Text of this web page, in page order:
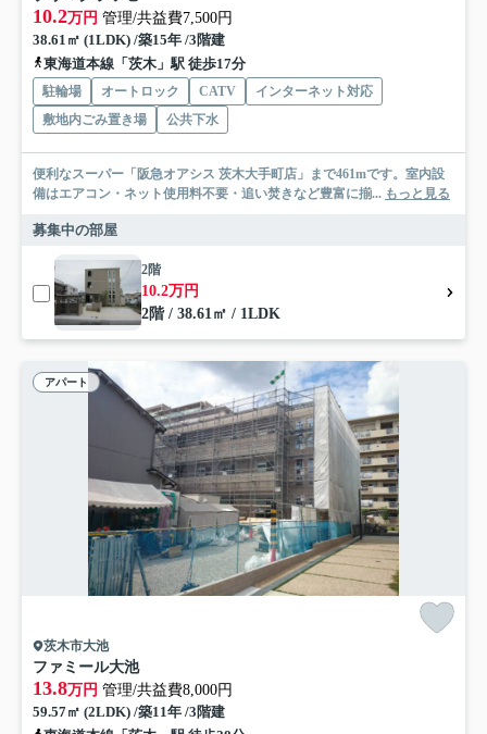
10.2万円 管理/共益費7,500円
38.61㎡ (1LDK) /築15年 /3階建
東海道本線「茨木」駅 徒歩17分
駐輪場 オートロック CATV
インターネット対応
敷地内ごみ置き場
公共下水
便利なスーパー「阪急オアシス 茨木大手町店」まで461mです。室内設
備はエアコン・ネット使用料不要・追い焚きなど豊富に揃... もっと見る
募集中の部屋
2階
10.2万円
2階 / 38.61㎡ / 1LDK
アパート
茨木市大池
ファミール大池
13.8万円 管理/共益費8,000円
59.57㎡ (2LDK) /築11年 /3階建